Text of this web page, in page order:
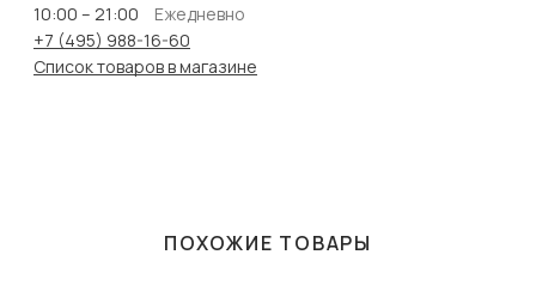
10:00 – 21:00
Ежедневно
+7 (495) 988-16-60
Список товаров в магазине
ПОХОЖИЕ ТОВАРЫ